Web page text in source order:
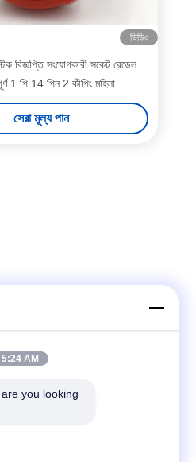
ভিডিও
বিজ্ঞপ্তি সংযোগকারী সকেট রেডেল
1 পি 14 পিন 2 কীপিং মহিলা
সেরা মূল্য পান
5:24 AM
you looking